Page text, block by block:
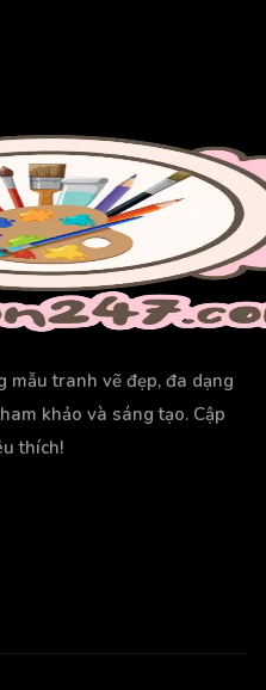
mẫu tranh vẽ đẹp, đa dạng
khảo và sáng tạo. Cập
thích!